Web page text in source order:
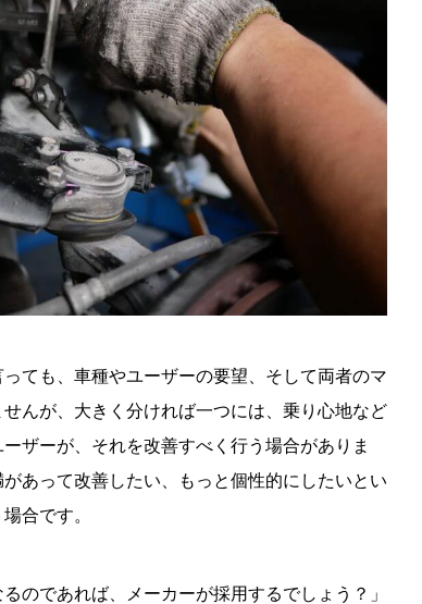
ても、車種やユーザーの要望、そして両者のマ
んが、大きく分ければ一つには、乗り心地など
ザーが、それを改善すべく行う場合がありま
あって改善したい、もっと個性的にしたいとい
合です。
のであれば、メーカーが採用するでしょう？」